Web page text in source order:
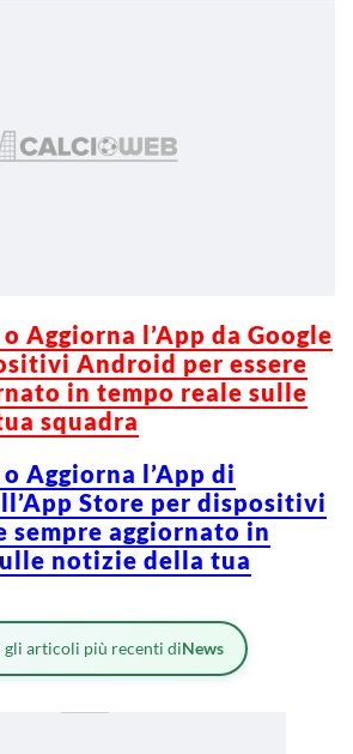
Aggiorna l’App da Google
Android per essere
in tempo reale sulle
squadra
Aggiorna l’App di
Store per dispositivi
sempre aggiornato in
notizie della tua
gli articoli più recenti diNews